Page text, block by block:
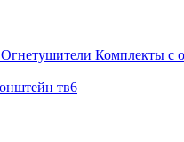
Огнетушители Комплекты c